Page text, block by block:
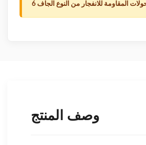
وصف المنتج